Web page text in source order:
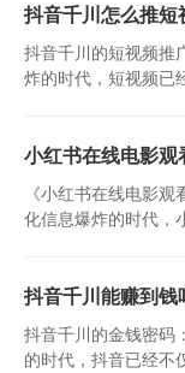
抖音千川怎么推
抖音千川的短视频推
炸的时代，短视频已
小红书在线电影观
《小红书在线电影
化信息爆炸的时代，
抖音千川能赚到钱
抖音千川的金钱密码
的时代，抖音已经不